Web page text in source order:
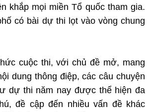
khắp mọi miền Tổ quốc tham gia.
có bài dự thi lọt vào vòng chung
cuộc thi, với chủ đề mở, mang
dung thông điệp, các câu chuyện
dự thi năm nay được thể hiện đa
đề cập đến nhiều vấn đề khác